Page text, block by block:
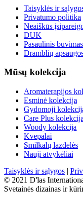
Taisyklės ir
Privatumo politika
Neaiškūs
DUK
Pasaulinis
Dramblių
Mūsų kolekcija
Aromaterapijos
Esminė kolekcija
Gydomoji
Care Plus kolekcija
Woody kolekcija
Kvepalai
Smilkalų lazdelės
Nauji atvykėliai
Taisyklės ir sąlygos |
© 2021 D'las
Svetainės dizainas ir